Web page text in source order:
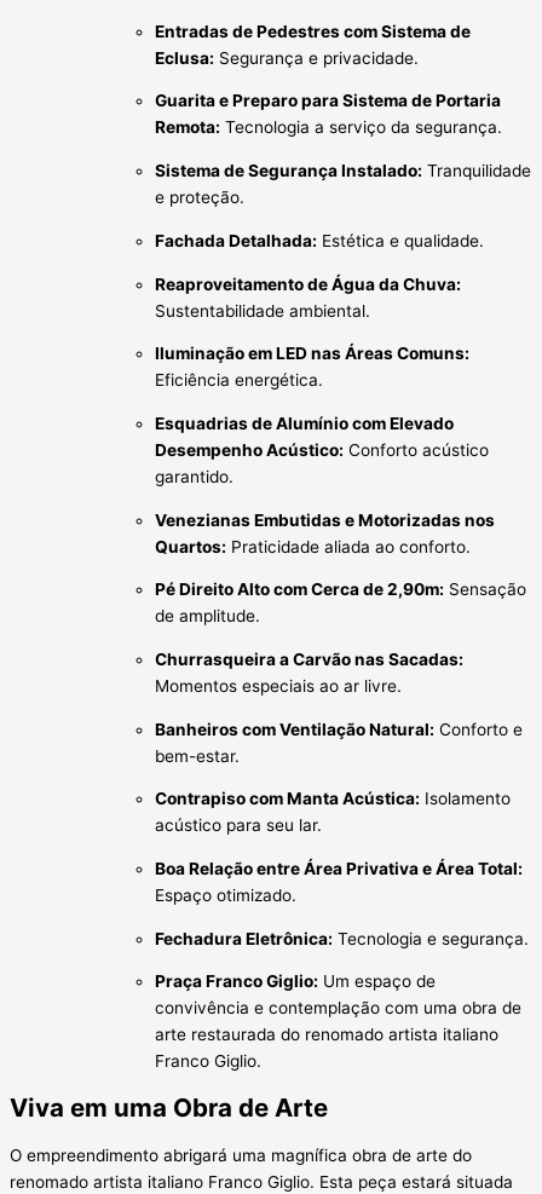
Entradas de Pedestres com Sistema de
Eclusa: Segurança e privacidade.
Guarita e Preparo para Sistema de Portaria
Remota: Tecnologia a serviço da segurança.
Sistema de Segurança Instalado: Tranquilidade
e proteção.
Fachada Detalhada: Estética e qualidade.
Reaproveitamento de Água da Chuva:
Sustentabilidade ambiental.
Iluminação em LED nas Áreas Comuns:
Eficiência energética.
Esquadrias de Alumínio com Elevado
Desempenho Acústico: Conforto acústico
garantido.
Venezianas Embutidas e Motorizadas nos
Quartos: Praticidade aliada ao conforto.
Pé Direito Alto com Cerca de 2,90m: Sensação
de amplitude.
Churrasqueira a Carvão nas Sacadas:
Momentos especiais ao ar livre.
Banheiros com Ventilação Natural: Conforto e
bem-estar.
Contrapiso com Manta Acústica: Isolamento
acústico para seu lar.
Boa Relação entre Área Privativa e Área Total:
Espaço otimizado.
Fechadura Eletrônica: Tecnologia e segurança.
Praça Franco Giglio: Um espaço de
convivência e contemplação com uma obra de
arte restaurada do renomado artista italiano
Franco Giglio.
Viva em uma Obra de Arte
O empreendimento abrigará uma magnífica obra de arte do
renomado artista italiano Franco Giglio. Esta peça estará situada